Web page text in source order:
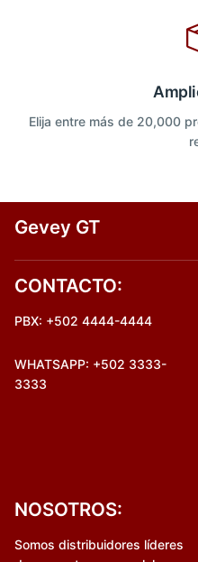
Elija entre más de 20,000
Gevey GT
CONTACTO:
PBX: +502 4444-4444
WHATSAPP: +502 3333-
3333
NOSOTROS:
Somos distribuidores líderes